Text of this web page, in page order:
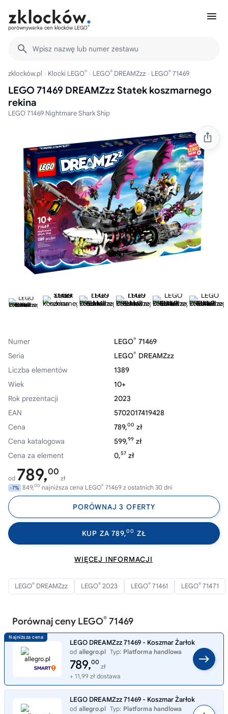
porównywarka cen klocków LEGO®
Wpisz nazwę lub numer zestawu
zklocków.pl Klocki LEGO® LEGO® DREAMZzz LEGO® 71469
LEGO 71469 DREAMZzz Statek koszmarnego
rekina
LEGO 71469 Nightmare Shark Ship
Numer LEGO® 71469
Seria
LEGO® DREAMZzz
Liczba elementów
1389
Wiek
10+
Rok prezentacji
2023
EAN
5702017419428
Cena
789,00 zł
Cena katalogowa
599,99 zł
Cena za element
0,57 zł
od 789,00
zł
-7% 849,00 najniższa cena LEGO® 71469 z ostatnich 30 dni
PORÓWNAJ 3 OFERTY
KUP ZA 789,00 ZŁ
WIĘCEJ INFORMACJI
LEGO® DREAMZzz LEGO® 2023 LEGO® 71461 LEGO® 71471
Porównaj ceny LEGO® 71469
LEGO DREAMZzz 71469 - Koszmar Żarłok
od allegro.pl Typ: Platforma handlowa
789,00
zł
+ 11,99 zł dostawa
LEGO DREAMZzz 71469 - Koszmar Żarłok
od allegro.pl Typ: Platforma handlowa